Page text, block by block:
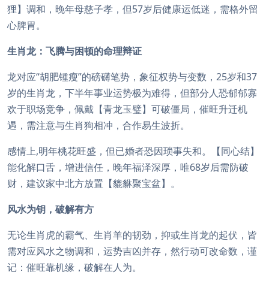
狸】调和，晚年母慈子孝，但57岁后健康运低迷，需格外留
心脾胃。
生肖龙：飞腾与困顿的命理辩证
龙对应“胡肥锺瘦”的磅礴笔势，象征权势与变数，25岁和37
岁的生肖龙，下半年事业运势极为难得，但部分人恐郁郁寡
欢于职场竞争，佩戴【青龙玉璧】可破僵局，催旺升迁机
遇，需注意与生肖狗相冲，合作易生波折。
感情上,明年桃花旺盛，但已婚者恐因琐事失和。【同心结】
能化解口舌，增进信任，晚年福泽深厚，唯68岁后需防破
财，建议家中北方放置【貔貅聚宝盆】。
风水为钥，破解有方
无论生肖虎的霸气、生肖羊的韧劲，抑或生肖龙的起伏，皆
需对应风水之物调和，运势吉凶并存，然行动可改命数，谨
记：催旺靠机缘，破解在人为。